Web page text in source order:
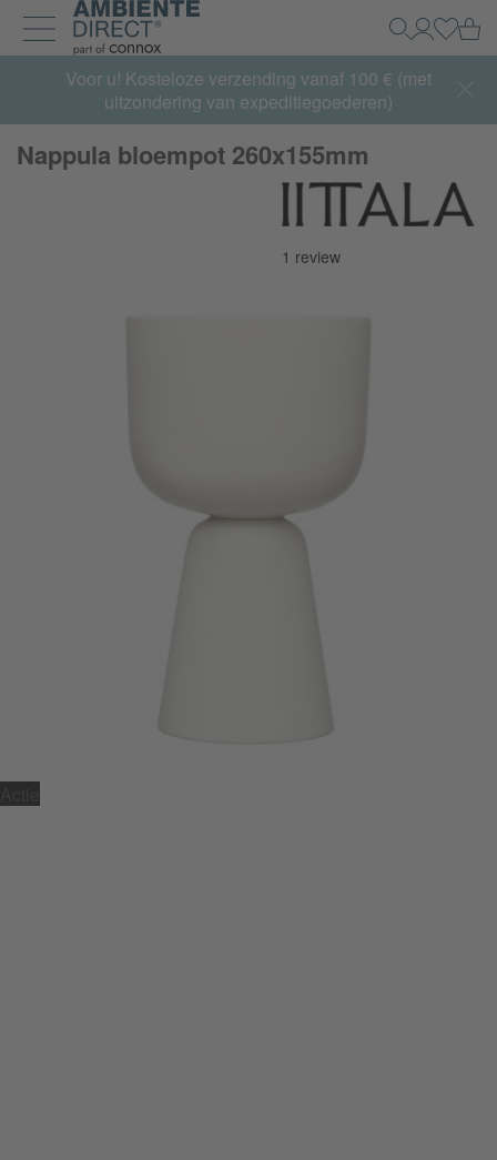
Home
Navigatie uit- en inklappen
Zoeken
Mijn
Summer Sale:met tot 65% korting >> nu bestellen
Voor u! Kosteloze verzending vanaf 100 € (met
uitzondering van expeditiegoederen)
Nappula bloempot 260x155mm